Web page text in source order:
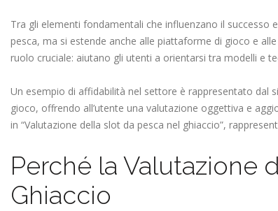
Tra gli elementi fondamentali che influenzano il successo
pesca, ma si estende anche alle piattaforme di gioco e
ruolo cruciale: aiutano gli utenti a orientarsi tra modelli e
Un esempio di affidabilità nel settore è rappresentato dal
gioco, offrendo all’utente una valutazione oggettiva e
in “Valutazione della slot da pesca nel ghiaccio”,
Perché la Valutazione
Ghiaccio